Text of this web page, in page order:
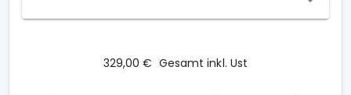
329,00 € Gesamt inkl. Ust